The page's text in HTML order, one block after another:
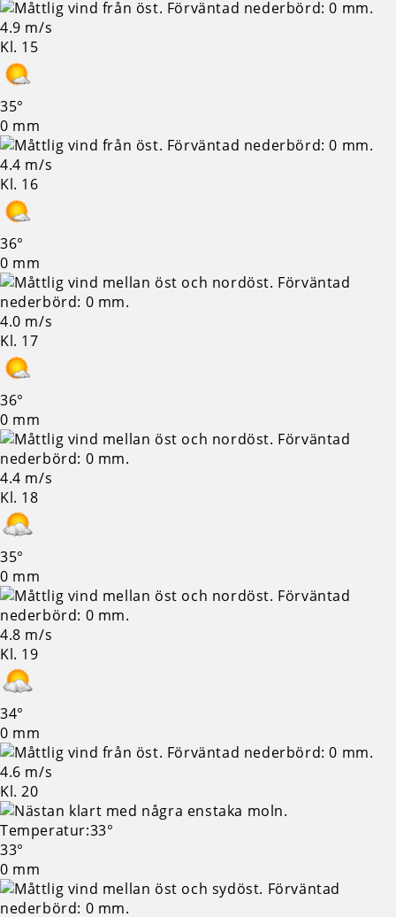
4.9 m/s
Kl. 15
35°
0 mm
4.4 m/s
Kl. 16
36°
0 mm
4.0 m/s
Kl. 17
36°
0 mm
4.4 m/s
Kl. 18
35°
0 mm
4.8 m/s
Kl. 19
34°
0 mm
4.6 m/s
Kl. 20
33°
0 mm